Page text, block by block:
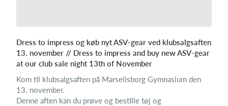
Dress to impress og køb nyt ASV-gear ved klubsalgsaften
13. november // Dress to impress and buy new ASV-gear
at our club sale night 13th of November
Kom til klubsalgsaften på Marselisborg Gymnasium den
13. november.
Denne aften kan du prøve og bestille tøj og